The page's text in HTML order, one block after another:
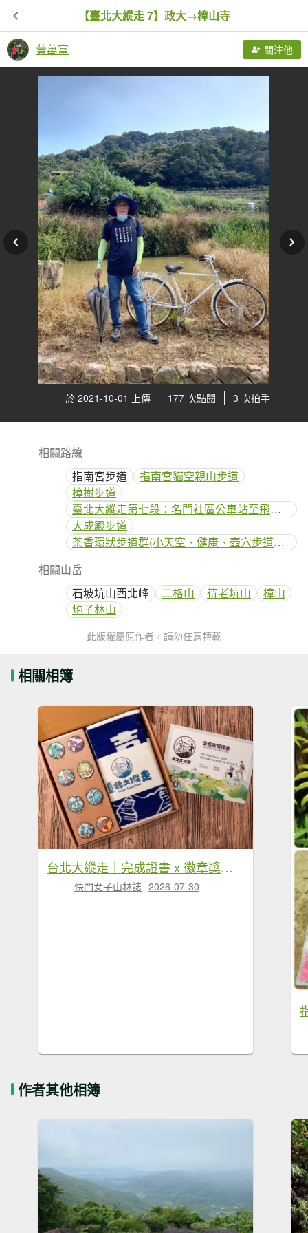
【臺北大縱走 7】政大→樟山寺
黃萬富 關注他
於 2021-10-01 上傳 177 次點閱 3 次拍手
相關路線
指南宮步道
指南宮貓空親山步道
樟樹步道
臺北大縱走第七段：名門社區公車站至飛龍步道
大成殿步道
茶香環狀步道群(小天空、健康、壺穴步道、茶展中心步道)
相關山岳
石坡坑山西北峰
二格山 待老坑山
樟山
炮子林山
此版權屬原作者，請勿任意轉載
相關相簿
台北大縱走｜完成證書 x 徽章獎品 x 路線全攻略
快門女子山林誌 2026-07-30
作者其他相簿